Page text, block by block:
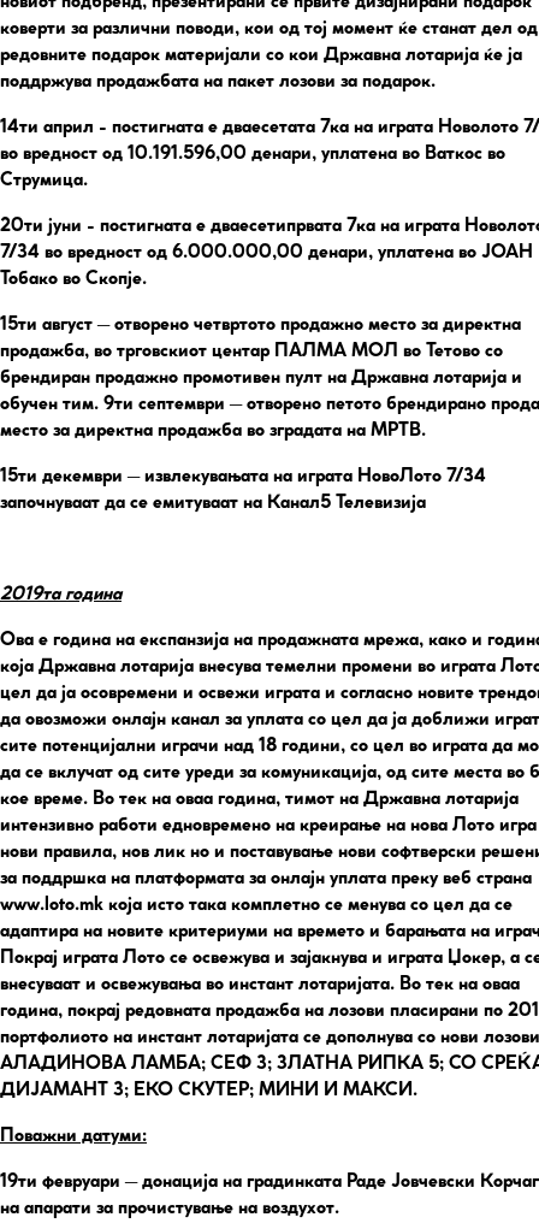
коверти за различни поводи, кои од тој момент ќе станат дел од
редовните подарок материјали со кои Државна лотарија ќе ја
поддржува продажбата на пакет лозови за подарок.
14ти април - постигната е дваесетата 7ка на играта Новолото
во вредност од 10.191.596,00 денари, уплатена во Ваткос во
Струмица.
20ти јуни - постигната е дваесетипрвата 7ка на играта
7/34 во вредност од 6.000.000,00 денари, уплатена во ЈОАН
Тобако во Скопје.
15ти август– отворено четвртото продажно место за директна
продажба, во трговскиот центар ПАЛМА МОЛ во Тетово со
брендиран продажно промотивен пулт на Државна лотарија и
обучен тим. 9ти септември – отворено петото брендирано
место за директна продажба во зградата на МРТВ.
15ти декември – извлекувањата на играта НовоЛото 7/34
започнуваат да се емитуваат на Канал5 Телевизија
2019та година
Ова е година на експанзија на продажната мрежа, како и
која Државна лотарија внесува темелни промени во играта
цел да ја осовремени и освежи играта и согласно новите
да овозможи онлајн канал за уплата со цел да ја доближи
сите потенцијални играчи над 18 години, со цел во играта да
да се вклучат од сите уреди за комуникација, од сите места во
кое време. Во тек на оваа година, тимот на Државна лотарија
интензивно работи едновремено на креирање на нова Лото игра
нови правила, нов лик но и поставување нови софтверски
за поддршка на платформата за онлајн уплата преку веб страна
www.loto.mk која исто така комплетно се менува со цел да се
адаптира на новите критериуми на времето и барањата на
Покрај играта Лото се освежува и зајакнува и играта Џокер, а
внесуваат и освежувања во инстант лотаријата. Во тек на оваа
година, покрај редовната продажба на лозови пласирани по
портфолиото на инстант лотаријата се дополнува со нови
АЛАДИНОВА ЛАМБА; СЕФ 3; ЗЛАТНА РИПКА 5; СО
ДИЈАМАНТ 3; ЕКО СКУТЕР; МИНИ И МАКСИ.
Поважни датуми:
19ти февруари – донација на градинката Раде Јовчевски
на апарати за прочистување на воздухот.